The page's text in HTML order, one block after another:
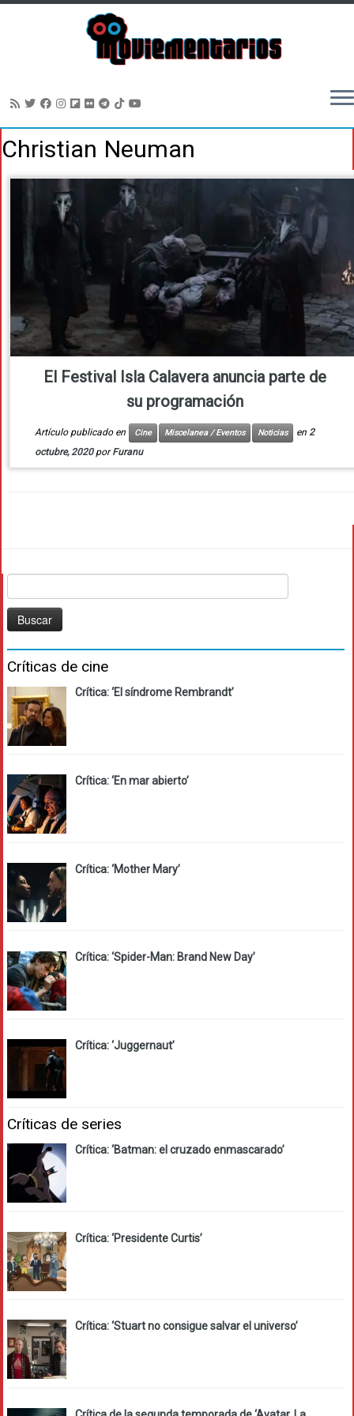
Saltar
alChristian Neuman
El Festival Isla Calavera anuncia parte de
su programación
Artículo publicado en Cine Miscelanea / Eventos Noticias en 2
octubre, 2020 porFuranu
Críticas de cine
Crítica: ‘El síndrome Rembrandt’
Crítica: ‘En mar abierto’
Crítica: ‘Mother Mary’
Crítica: ‘Spider-Man: Brand New Day’
Crítica: ‘Juggernaut’
Críticas de series
Crítica: ‘Batman: el cruzado enmascarado’
Crítica: ‘Presidente Curtis’
Crítica: ‘Stuart no consigue salvar el universo’